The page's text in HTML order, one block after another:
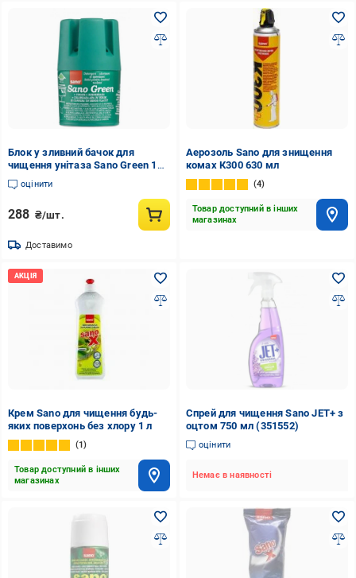
Блок у зливний бачок для
чищення унітаза Sano Green 150
г (935833)
оцінити
288 ₴/шт.
Доставимо
Аерозоль Sano для знищення
комах К300 630 мл
4
Товар доступний в інших
магазинах
Крем Sano для чищення будь-
яких поверхонь без хлору 1 л
1
Товар доступний в інших
магазинах
Спрей для чищення Sano JET+ з
оцтом 750 мл (351552)
оцінити
Немає в наявності